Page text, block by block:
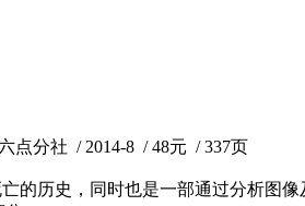
点分社 / 2014-8 / 48元 / 337页
的历史，同时也是一部通过分析图